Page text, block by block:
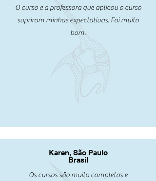
O curso e a professora que aplicou o curso
supriram minhas expectativas. Foi muito
bom.
Karen, São Paulo
Brasil
Os cursos são muito completos e